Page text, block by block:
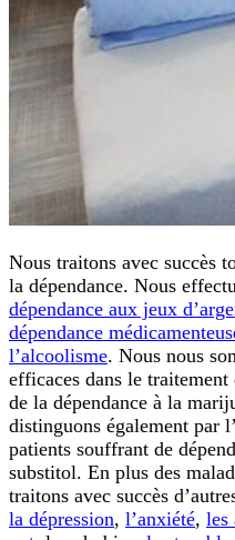
Nous traitons avec succès
la dépendance. Nous
dépendance aux jeux
dépendance
l’alcoolisme. Nous nous
efficaces dans le traitement
de la dépendance à la
distinguons également par
patients souffrant de
substitol. En plus des
traitons avec succès
la dépression, l’anxiété, les